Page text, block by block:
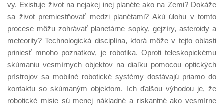
vy. Existuje život na nejakej inej planéte ako na Zemi? Dokáže
sa život premiestňovať medzi planétami? Akú úlohu v tomto
procese môžu zohrávať planetárne sopky, gejzíry, asteroidy a
meteority? Technologická disciplína, ktorá môže v tejto oblasti
priniesť mnoho poznatkov, je robotika. Oproti teleskopickému
skúmaniu vesmírnych objektov na diaľku pomocou optických
prístrojov sa mobilné robotické systémy dostávajú priamo do
kontaktu so skúmaným objektom. Ich ďalšou výhodou je, že
robotické misie sú menej nákladné a riskantné ako vesmírne